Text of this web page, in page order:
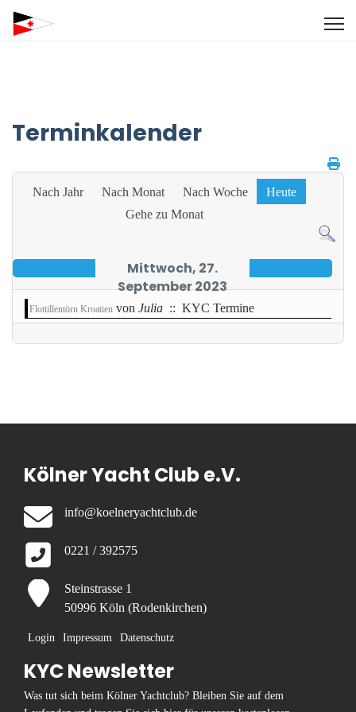
Terminkalender
Nach Jahr Nach Monat Nach Woche
Heute
Gehe zu Monat
Mittwoch, 27.
September 2023
Flottillentörn Kroatien von Julia :: KYC Termine
Kölner Yacht Club e.V.
info@koelneryachtclub.de
0221 / 392575
Steinstrasse 1
50996 Köln (Rodenkirchen)
Login Impressum Datenschutz
KYC Newsletter
Was tut sich beim Kölner Yachtclub? Bleiben Sie auf dem